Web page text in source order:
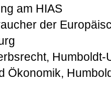
am HIAS
der
Humboldt-
Ökonomik,